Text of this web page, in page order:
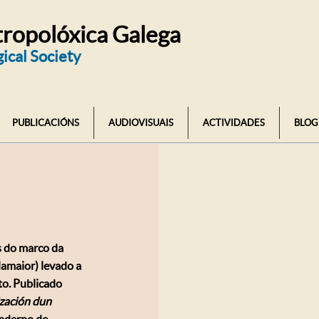
Galega
Society
PUBLICACIÓNS AUDIOVISUAIS ACTIVIDADES BLOG
marco da
levado a
Publicado
dun